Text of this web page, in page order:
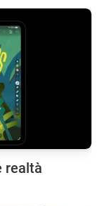
realtà